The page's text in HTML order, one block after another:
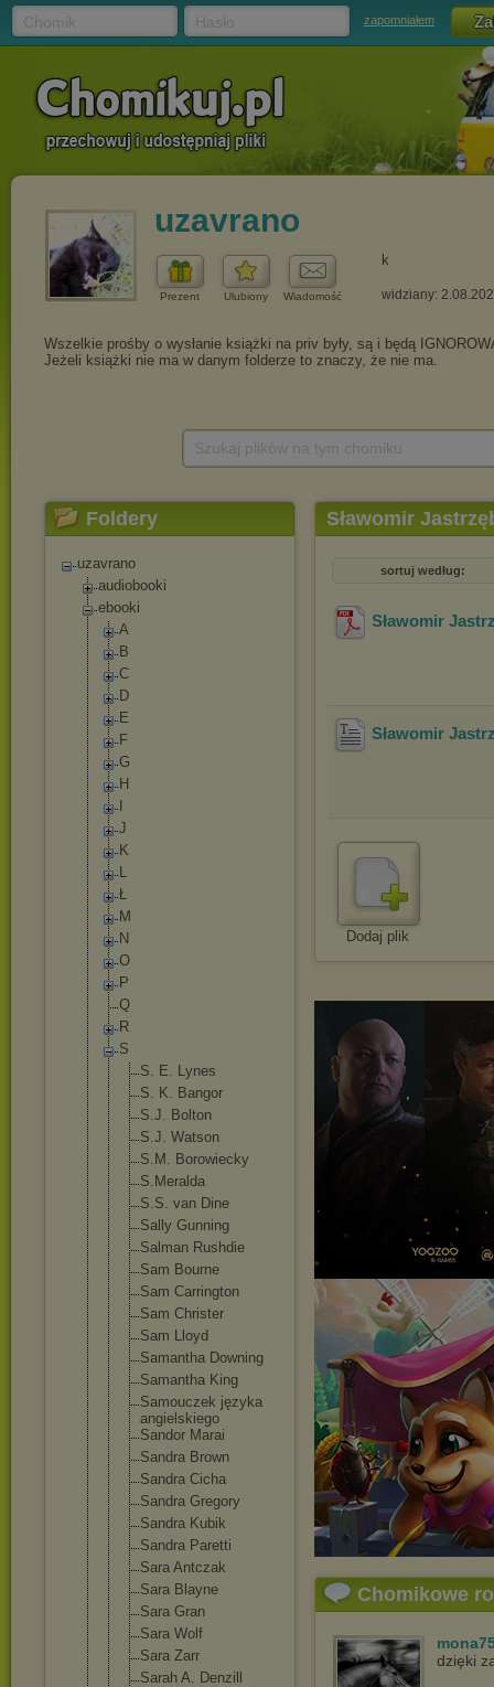
zapomniałem
uzavrano
Prezent Ulubiony Wiadomość
k
widziany:
Foldery
uzavrano
audiobooki
ebooki
A
B
C
D
E
F
G
H
J
K
L
Ł
M
N
O
P
Q
R
S
S. E. Lynes
S. K. Bangor
S.J. Bolton
S.J. Watson
S.M. Borowiecky
S.Meralda
S.S. van Dine
Sally Gunning
Salman Rushdie
Sam Bourne
Sam Carrington
Sam Christer
Sam Lloyd
Samantha Downing
Samantha King
Samouczek języka
angielskiego
Sandor Marai
Sandra Brown
Sandra Cicha
Sandra Gregory
Sandra Kubik
Sandra Paretti
Sara Antczak
Sara Blayne
Sara Gran
Sara Wolf
Sara Zarr
Sarah A. Denzill
Sławomir
sortuj według:
Sławomir
Sławomir
Dodaj plik
Chomikowe
dzięki